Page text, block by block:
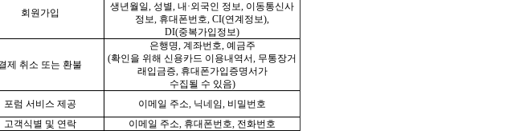
회원가입
생년월일, 성별, 내·외국인 정보, 이동통신사
정보, 휴대폰번호, CI(연계정보),
DI(중복가입정보)
제 취소 또는 환불
은행명, 계좌번호, 예금주
(확인을 위해 신용카드 이용내역서, 무통장거
래입금증, 휴대폰가입증명서가
수집될 수 있음)
포럼 서비스 제공 이메일 주소, 닉네임, 비밀번호
고객식별 및 연락
이메일 주소, 휴대폰번호, 전화번호